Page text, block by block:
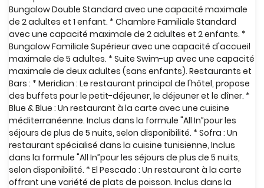
Bungalow Double Standard avec une capacité maximale
de 2 adultes et 1 enfant. * Chambre Familiale Standard
avec une capacité maximale de 2 adultes et 2 enfants. *
Bungalow Familiale Supérieur avec une capacité d'accueil
maximale de 5 adultes. * Suite Swim-up avec une capacité
maximale de deux adultes (sans enfants). Restaurants et
Bars : * Meridian : Le restaurant principal de l'hôtel, propose
des buffets pour le petit-déjeuner, le déjeuner et le dîner. *
Blue & Blue : Un restaurant à la carte avec une cuisine
méditerranéenne. Inclus dans la formule "All In”pour les
séjours de plus de 5 nuits, selon disponibilité. * Sofra : Un
restaurant spécialisé dans la cuisine tunisienne, Inclus
dans la formule "All In”pour les séjours de plus de 5 nuits,
selon disponibilité. * El Pescado : Un restaurant à la carte
offrant une variété de plats de poisson. Inclus dans la